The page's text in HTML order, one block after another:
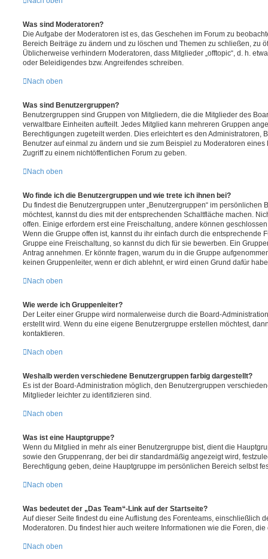
Was sind Moderatoren?
Die Aufgabe der Moderatoren ist es, das Geschehen im Forum zu
Bereich Beiträge zu ändern und zu löschen und Themen zu schließen, zu
Üblicherweise verhindern Moderatoren, dass Mitglieder „offtopic“, d. h.
oder Beleidigendes bzw. Angreifendes schreiben.
Nach oben
Was sind Benutzergruppen?
Benutzergruppen sind Gruppen von Mitgliedern, die die Mitglieder des
verwaltbare Einheiten aufteilt. Jedes Mitglied kann mehreren Gruppen
Berechtigungen zugeteilt werden. Dies erleichtert es den Administratoren,
Benutzer auf einmal zu ändern und sie zum Beispiel zu Moderatoren
Zugriff zu einem nichtöffentlichen Forum zu geben.
Nach oben
Wo finde ich die Benutzergruppen und wie trete ich ihnen bei?
Du findest die Benutzergruppen unter „Benutzergruppen“ im persönlichen
möchtest, kannst du dies mit der entsprechenden Schaltfläche machen.
offen. Einige erfordern erst eine Freischaltung, andere können
Wenn die Gruppe offen ist, kannst du ihr einfach durch die entsprechende
Gruppe eine Freischaltung, so kannst du dich für sie bewerben. Ein
Antrag annehmen. Er könnte fragen, warum du in die Gruppe
keinen Gruppenleiter, wenn er dich ablehnt, er wird einen Grund dafür
Nach oben
Wie werde ich Gruppenleiter?
Der Leiter einer Gruppe wird normalerweise durch die Board-
erstellt wird. Wenn du eine eigene Benutzergruppe erstellen möchtest,
kontaktieren.
Nach oben
Weshalb werden verschiedene Benutzergruppen farbig dargestellt?
Es ist der Board-Administration möglich, den Benutzergruppen
Mitglieder leichter zu identifizieren sind.
Nach oben
Was ist eine Hauptgruppe?
Wenn du Mitglied in mehr als einer Benutzergruppe bist, dient die
sowie den Gruppenrang, der bei dir standardmäßig angezeigt wird,
Berechtigung geben, deine Hauptgruppe im persönlichen Bereich selbst
Nach oben
Was bedeutet der „Das Team“-Link auf der Startseite?
Auf dieser Seite findest du eine Auflistung des Forenteams, einschließlich
Moderatoren. Du findest hier auch weitere Informationen wie die Foren,
Nach oben